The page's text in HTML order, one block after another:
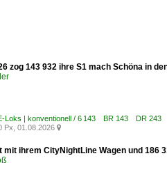
zog 143 932 ihre S1 mach Schöna in
Loks | konventionell / 6 143 BR 143 DR 243
Px, 01.08.2026 
mit ihrem CityNightLine Wagen und 186